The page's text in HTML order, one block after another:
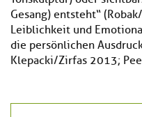
Gesang) entsteht“
Leiblichkeit und
die persönlichen
Klepacki/Zirfas 2013;